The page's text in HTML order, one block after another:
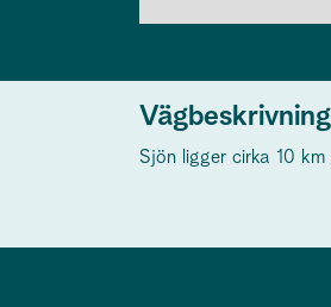
Vägbeskrivning
Sjön ligger cirka 10